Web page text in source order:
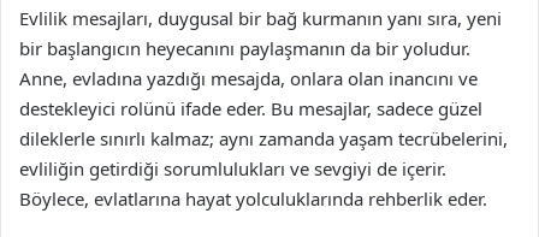
Evlilik mesajları, duygusal bir bağ kurmanın yanı sıra, yeni
bir başlangıcın heyecanını paylaşmanın da bir yoludur.
Anne, evladına yazdığı mesajda, onlara olan inancını ve
destekleyici rolünü ifade eder. Bu mesajlar, sadece güzel
dileklerle sınırlı kalmaz; aynı zamanda yaşam tecrübelerini,
evliliğin getirdiği sorumlulukları ve sevgiyi de içerir.
Böylece, evlatlarına hayat yolculuklarında rehberlik eder.